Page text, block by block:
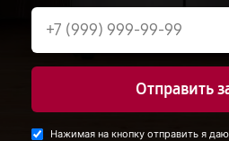
Отправить
Нажимая на кнопку отправить я